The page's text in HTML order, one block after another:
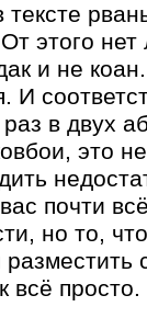
тексте
этого
и не
И
раз в двух
это
почти
но то,
всё